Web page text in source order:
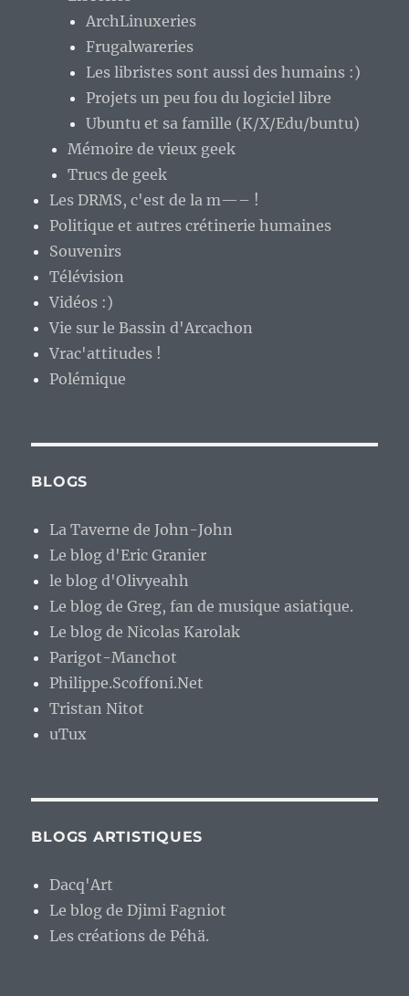
ArchLinuxeries
Frugalwareries
Les libristes sont aussi des humains :)
Projets un peu fou du logiciel libre
Ubuntu et sa famille (K/X/Edu/buntu)
Mémoire de vieux geek
Trucs de geek
Les DRMS, c'est de la m—– !
Politique et autres crétinerie humaines
Souvenirs
Télévision
Vidéos :)
Vie sur le Bassin d'Arcachon
Vrac'attitudes !
Polémique
BLOGS
La Taverne de John-John
Le blog d'Eric Granier
le blog d'Olivyeahh
Le blog de Greg, fan de musique asiatique.
Le blog de Nicolas Karolak
Parigot-Manchot
Philippe.Scoffoni.Net
Tristan Nitot
uTux
BLOGS ARTISTIQUES
Dacq'Art
Le blog de Djimi Fagniot
Les créations de Péhä.